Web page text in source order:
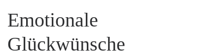
Emotionale
Glückwünsche